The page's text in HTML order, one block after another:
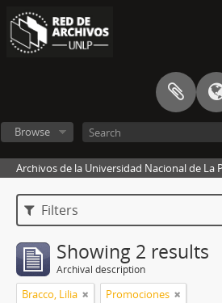
Browse
Archivos de la Universidad Nacional de La
Filters
Showing 2 results
Archival description
Bracco, Lilia Promociones